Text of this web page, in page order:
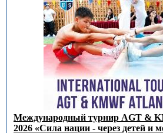
Международный турнир AGT &
2026 «Сила нации - через детей и